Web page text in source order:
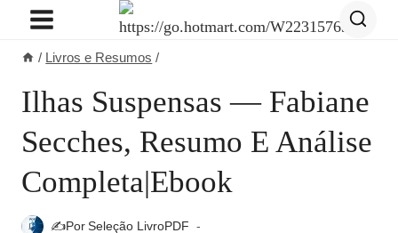
Pular
Conteúdo
/ Livros e Resumos /
Ilhas Suspensas — Fabiane
Secches, Resumo E Análise
Completa|ebook
✍️PorSeleção LivroPDF